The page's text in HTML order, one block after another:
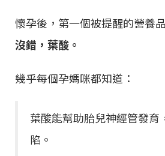
懷孕後，第一個被提醒的營養
沒錯，葉酸。
幾乎每個孕媽咪都知道：
葉酸能幫助胎兒神經管發育
陷。